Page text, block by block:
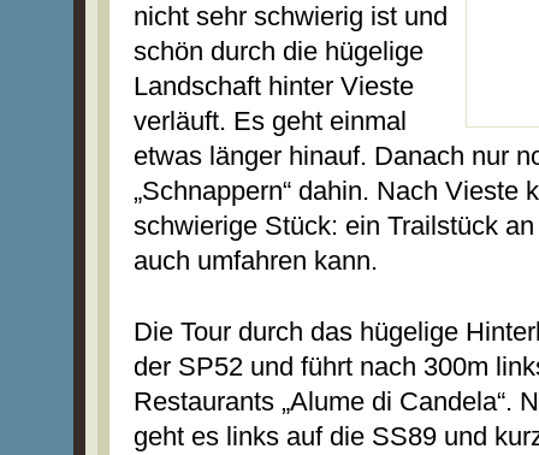
nicht sehr schwierig ist und
schön durch die hügelige
Landschaft hinter Vieste
verläuft. Es geht einmal
etwas länger hinauf. Danach nur
„Schnappern“ dahin. Nach Vieste
schwierige Stück: ein Trailstück
auch umfahren kann.
Die Tour durch das hügelige
der SP52 und führt nach 300m
Restaurants „Alume di Candela“.
geht es links auf die SS89 und